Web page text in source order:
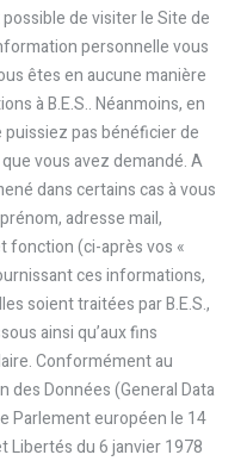
de visiter le Site de
personnelle vous
êtes en aucune manière
à B.E.S.. Néanmoins, en
pas bénéficier de
vous avez demandé. A
dans certains cas à vous
adresse mail,
fonction (ci-après vos «
ces informations,
soient traitées par B.E.S.,
ainsi qu’aux fins
Conformément au
des Données (General Data
Parlement européen le 14
Libertés du 6 janvier 1978